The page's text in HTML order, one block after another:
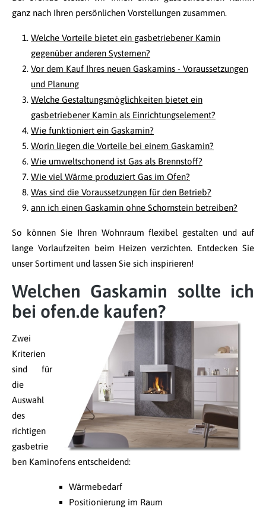
ganz nach Ihren persönlichen Vorstellungen zusammen.
Welche Vorteile bietet ein gasbetriebener Kamin
gegenüber anderen Systemen?
Vor dem Kauf Ihres neuen Gaskamins - Voraussetzungen
und Planung
Welche Gestaltungsmöglichkeiten bietet ein
gasbetriebener Kamin als Einrichtungselement?
Wie funktioniert ein Gaskamin?
Worin liegen die Vorteile bei einem Gaskamin?
Wie umweltschonend ist Gas als Brennstoff?
Wie viel Wärme produziert Gas im Ofen?
Was sind die Voraussetzungen für den Betrieb?
ann ich einen Gaskamin ohne Schornstein betreiben?
So können Sie Ihren Wohnraum flexibel gestalten und auf
lange Vorlaufzeiten beim Heizen verzichten. Entdecken Sie
unser Sortiment und lassen Sie sich inspirieren!
Welchen Gaskamin sollte ich
bei ofen.de kaufen?
Zwei
Kriterien
sind für
die
Auswahl
des
richtigen
gasbetrie
ben Kaminofens entscheidend:
Wärmebedarf
Positionierung im Raum